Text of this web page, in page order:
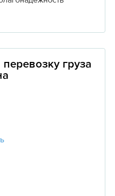
груза